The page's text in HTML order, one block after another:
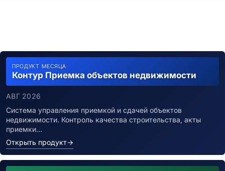
ПРОДУКТ МЕСЯЦА
Контур Приемка объектов недвижимости
АВГ 2026
Система управления приемкой и сдачей объектов
недвижимости. Контроль качества строительства, акты
приемки…
Открыть продукт→